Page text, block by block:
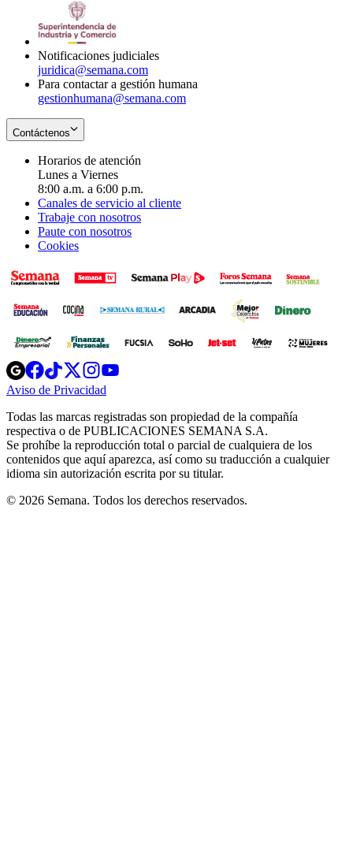
Notificaciones judiciales
juridica@semana.com
Para contactar a gestión humana
gestionhumana@semana.com
Contáctenos
Horarios de atención
Lunes a Viernes
8:00 a.m. a 6:00 p.m.
Canales de servicio al cliente
Trabaje con nosotros
Paute con nosotros
Cookies
Opens
in
new
Opens
in
new
Opens
in
new
window
Opens
new
windowwindow
Aviso de Privacidad
new
window
Todas las marcas registradas son propiedad de la compañía
respectiva o de PUBLICACIONES SEMANA S.A.
Se prohíbe la reproducción total o parcial de cualquiera de los
contenidos que aquí aparezca, así como su traducción a cualquier
idioma sin autorización escrita por su titular.
© 2026 Semana. Todos los derechos reservados.